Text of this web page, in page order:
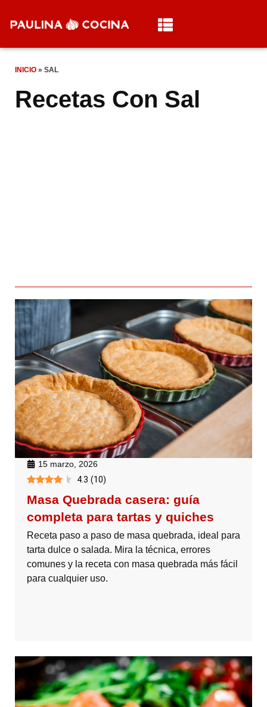
INICIO » SAL
Recetas Con Sal
15 marzo, 2026
4.3 (10)
Masa Quebrada casera: guía
completa para tartas y quiches
Receta paso a paso de masa quebrada, ideal para
tarta dulce o salada. Mira la técnica, errores
comunes y la receta con masa quebrada más fácil
para cualquier uso.